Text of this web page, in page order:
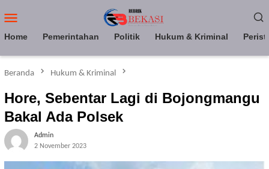
ke
Mobile
Home Pemerintahan Politik Hukum & Kriminal
Beranda Hukum & Kriminal
Hore, Sebentar Lagi di Bojongmangu
Bakal Ada Polsek
Admin
2 November 2023